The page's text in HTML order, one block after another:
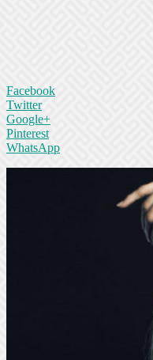
Facebook
Twitter
Google+
Pinterest
WhatsApp